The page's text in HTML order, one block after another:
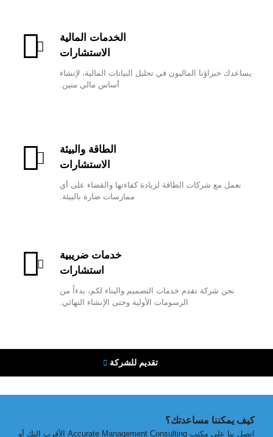
الخدمات المالية
الاستشارات
يساعدك خبراؤنا الماليون في تحليل البيانات المالية، لإنشاء
أساس مالي متين.
الطاقة والبيئة
الاستشارات
نعمل مع شركات الطاقة لزيادة كفاءتها والقضاء على أي
ممارسات ضارة بالبيئة.
خدمات ضريبية
استشارات
نحن شركة تقدم خدمات التصميم والبناء لكم، بدءاً من
الرسومات الأولية وحتى الإنشاء النهائي.
تقديم للشركة
كيف يمكننا مساعدتك؟
اتصل بنا على مكتب Accurate Management Consulting الأقرب إليك أو